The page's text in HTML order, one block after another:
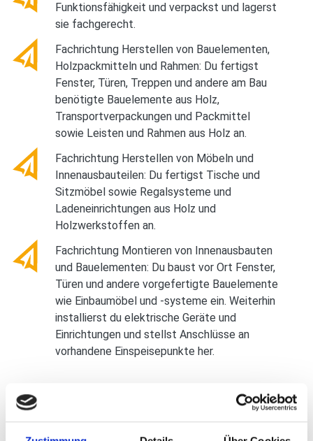
Funktionsfähigkeit und verpackst und lagerst
sie fachgerecht.
Fachrichtung Herstellen von Bauelementen,
Holzpackmitteln und Rahmen: Du fertigst
Fenster, Türen, Treppen und andere am Bau
benötigte Bauelemente aus Holz,
Transportverpackungen und Packmittel
sowie Leisten und Rahmen aus Holz an.
Fachrichtung Herstellen von Möbeln und
Innenausbauteilen: Du fertigst Tische und
Sitzmöbel sowie Regalsysteme und
Ladeneinrichtungen aus Holz und
Holzwerkstoffen an.
Fachrichtung Montieren von Innenausbauten
und Bauelementen: Du baust vor Ort Fenster,
Türen und andere vorgefertigte Bauelemente
wie Einbaumöbel und -systeme ein. Weiterhin
installierst du elektrische Geräte und
Einrichtungen und stellst Anschlüsse an
vorhandene Einspeisepunkte her.
TYPISCHE BRANCHEN: